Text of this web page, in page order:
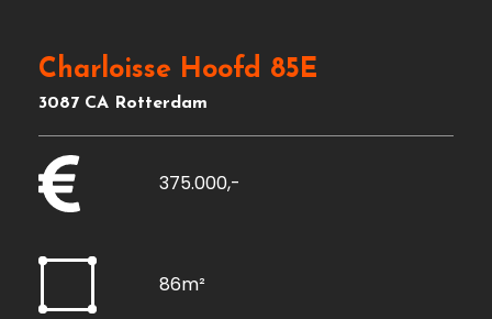
Charloisse Hoofd 85E
3087 CA Rotterdam
375.000,-
86m²